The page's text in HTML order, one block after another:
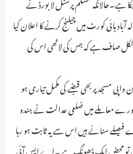
ہائی کورٹ میں چیلنج کرنے کا اعلان کیا
صاف ہے کہ جس کی لاٹھی اس کی
مسجد پر بھی قبضے کی مکمل تیاری ہو
میں ضلعی عدالت نے ہندو
سنائے ہیں اس سے یہ ثابت ہو رہا
تو محض ایک ڈھونگ ہے ۔اے ایس آئی